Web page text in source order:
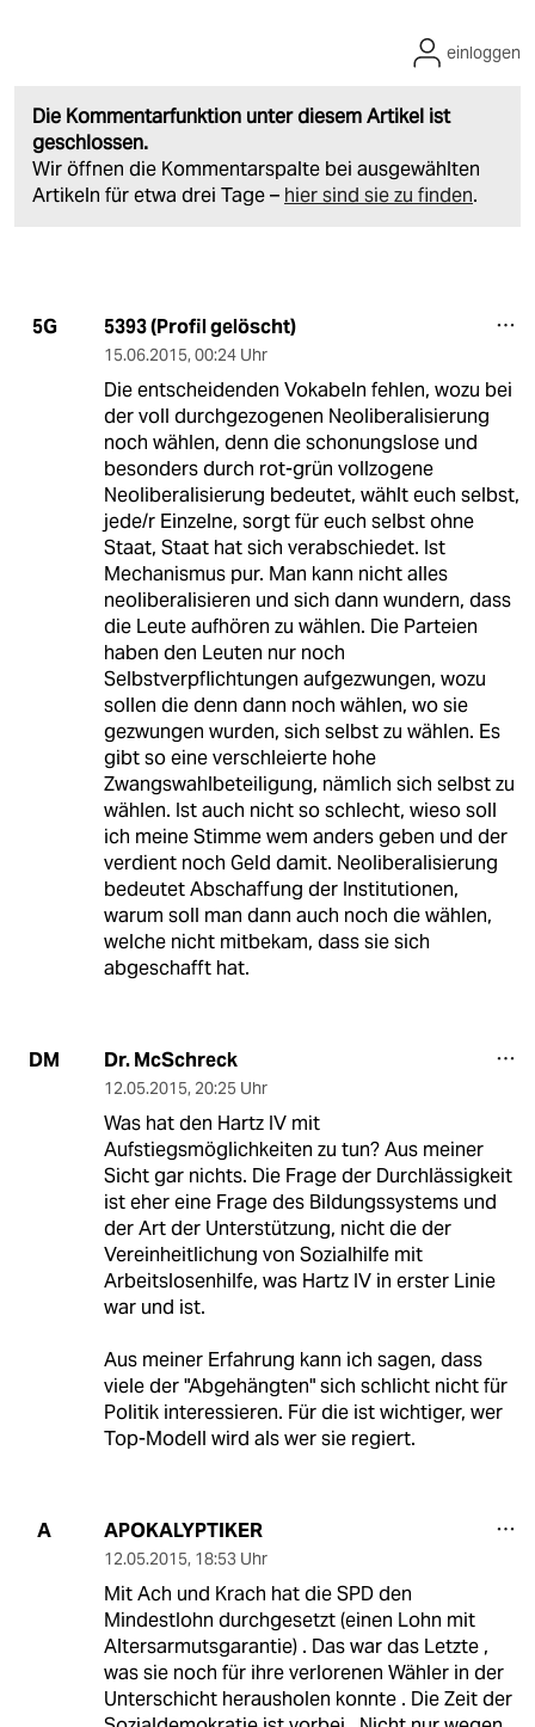
Die Kommentarfunktion unter diesem Artikel ist
geschlossen.
Wir öffnen die Kommentarspalte bei ausgewählten
Artikeln für etwa drei Tage – hier sind sie zu finden.
einloggen
5G 5393 (Profil gelöscht)
15.06.2015, 00:24 Uhr
Die entscheidenden Vokabeln fehlen, wozu bei
der voll durchgezogenen Neoliberalisierung
noch wählen, denn die schonungslose und
besonders durch rot-grün vollzogene
Neoliberalisierung bedeutet, wählt euch selbst,
jede/r Einzelne, sorgt für euch selbst ohne
Staat, Staat hat sich verabschiedet. Ist
Mechanismus pur. Man kann nicht alles
neoliberalisieren und sich dann wundern, dass
die Leute aufhören zu wählen. Die Parteien
haben den Leuten nur noch
Selbstverpflichtungen aufgezwungen, wozu
sollen die denn dann noch wählen, wo sie
gezwungen wurden, sich selbst zu wählen. Es
gibt so eine verschleierte hohe
Zwangswahlbeteiligung, nämlich sich selbst zu
wählen. Ist auch nicht so schlecht, wieso soll
ich meine Stimme wem anders geben und der
verdient noch Geld damit. Neoliberalisierung
bedeutet Abschaffung der Institutionen,
warum soll man dann auch noch die wählen,
welche nicht mitbekam, dass sie sich
abgeschafft hat.
DM Dr. McSchreck
12.05.2015, 20:25 Uhr
Was hat den Hartz IV mit
Aufstiegsmöglichkeiten zu tun? Aus meiner
Sicht gar nichts. Die Frage der Durchlässigkeit
ist eher eine Frage des Bildungssystems und
der Art der Unterstützung, nicht die der
Vereinheitlichung von Sozialhilfe mit
Arbeitslosenhilfe, was Hartz IV in erster Linie
war und ist.
Aus meiner Erfahrung kann ich sagen, dass
viele der "Abgehängten" sich schlicht nicht für
Politik interessieren. Für die ist wichtiger, wer
Top-Modell wird als wer sie regiert.
A APOKALYPTIKER
12.05.2015, 18:53 Uhr
Mit Ach und Krach hat die SPD den
Mindestlohn durchgesetzt (einen Lohn mit
Altersarmutsgarantie) . Das war das Letzte ,
was sie noch für ihre verlorenen Wähler in der
Unterschicht herausholen konnte . Die Zeit der